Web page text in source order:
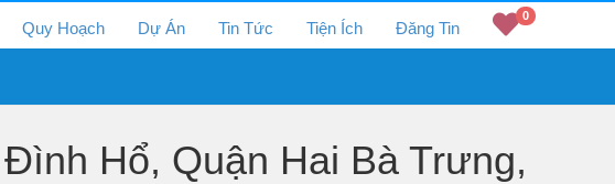
Quy Hoạch Dự Án Tin Tức Tiện Ích Đăng Tin
0
Hổ, Quận Hai Bà Trưng,